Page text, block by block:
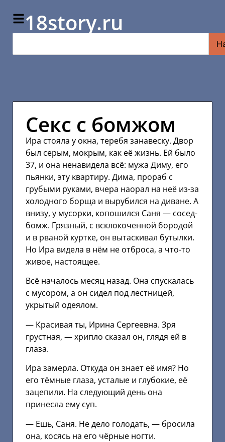
18story.ru
Секс с бомжом
Ира стояла у окна, теребя занавеску. Двор
был серым, мокрым, как её жизнь. Ей было
37, и она ненавидела всё: мужа Диму, его
пьянки, эту квартиру. Дима, прораб с
грубыми руками, вчера наорал на неё из-за
холодного борща и вырубился на диване. А
внизу, у мусорки, копошился Саня — сосед-
бомж. Грязный, с всклокоченной бородой
и в рваной куртке, он вытаскивал бутылки.
Но Ира видела в нём не отброса, а что-то
живое, настоящее.
Всё началось месяц назад. Она спускалась
с мусором, а он сидел под лестницей,
укрытый одеялом.
— Красивая ты, Ирина Сергеевна. Зря
грустная, — хрипло сказал он, глядя ей в
глаза.
Ира замерла. Откуда он знает её имя? Но
его тёмные глаза, усталые и глубокие, её
зацепили. На следующий день она
принесла ему суп.
— Ешь, Саня. Не дело голодать, — бросила
она, косясь на его чёрные ногти.